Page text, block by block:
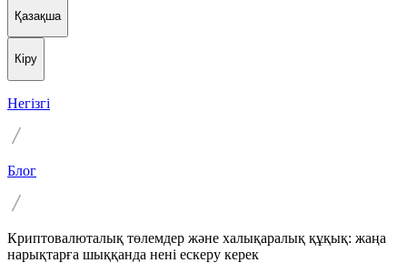
Қазақша
Кіру
Негізгі
Блог
Криптовалюталық төлемдер және халықаралық құқық: жаңа
нарықтарға шыққанда нені ескеру керек